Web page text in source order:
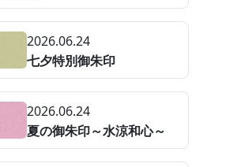
2026.06.24
七夕特別御朱印
2026.06.24
夏の御朱印～水涼和心～